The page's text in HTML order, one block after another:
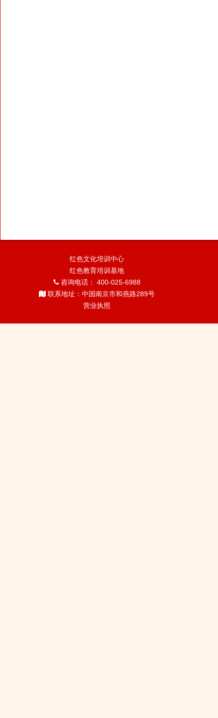
红色文化培训中心
红色教育培训基地
咨询电话： 400-025-6988
联系地址：中国南京市和燕路289号
营业执照